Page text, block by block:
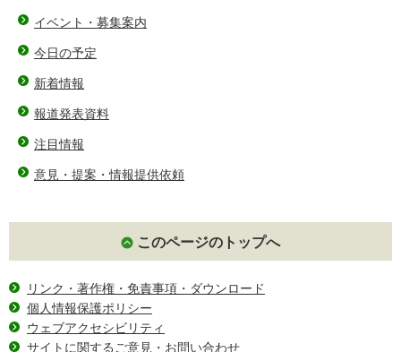
イベント・募集案内
今日の予定
新着情報
報道発表資料
注目情報
意見・提案・情報提供依頼
このページのトップへ
リンク・著作権・免責事項・ダウンロード
個人情報保護ポリシー
ウェブアクセシビリティ
サイトに関するご意見・お問い合わせ